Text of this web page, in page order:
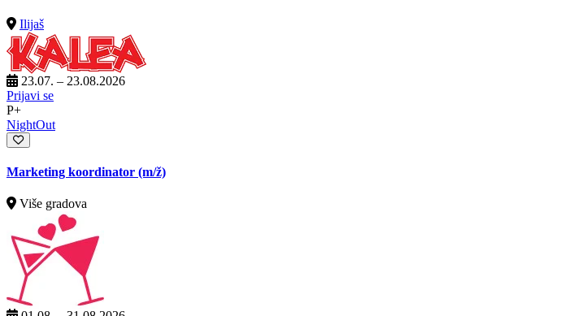
Ilijaš
23.07. – 23.08.2026
Prijavi se
P+
NightOut
Marketing koordinator (m/ž)
Više gradova